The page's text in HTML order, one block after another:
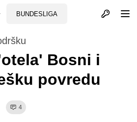
BUNDESLIGA Otvori profil
Bosni i
povredu
4